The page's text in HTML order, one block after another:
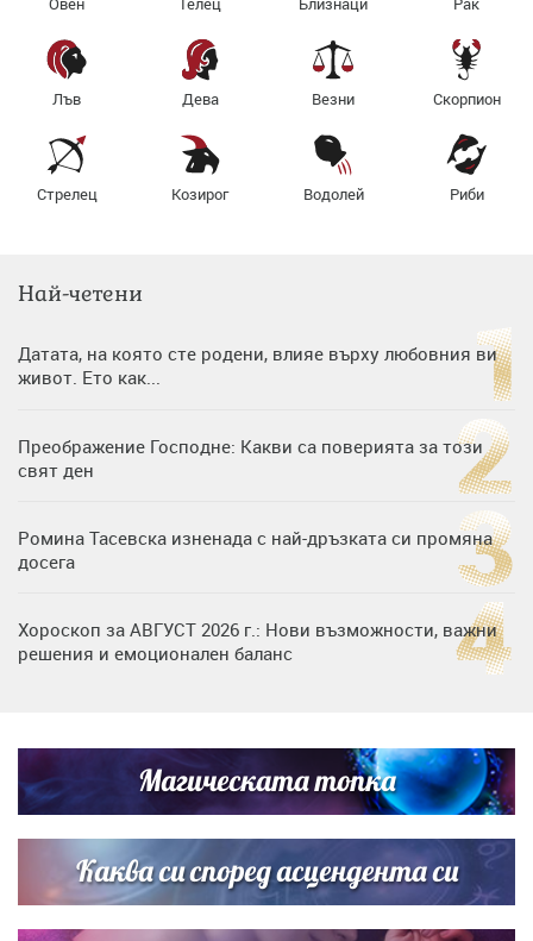
Лъв Дева Везни Скорпион
Стрелец Козирог Водолей Риби
Най-четени
Датата, на която сте родени, влияе върху любовния ви
живот. Ето как...
Преображение Господне: Какви са поверията за този
свят ден
Ромина Тасевска изненада с най-дръзката си промяна
досега
Хороскоп за АВГУСТ 2026 г.: Нови възможности, важни
решения и емоционален баланс
си деца на семейна морска приказка
Звездна ваканция в Майорка: Дженифър Анистън,
Кортни Кокс и Джим Къртис заедно на яхта
Магическата топка
Каква си според асцендента си